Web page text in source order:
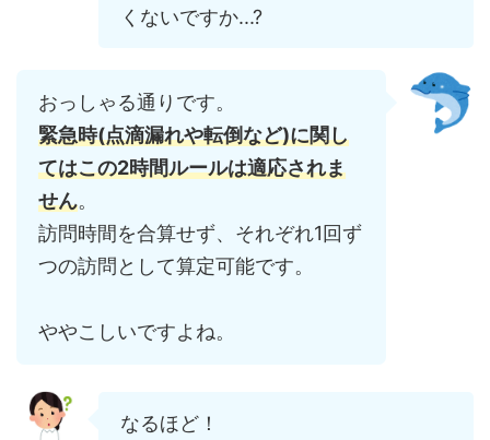
くないですか...?
おっしゃる通りです。
緊急時(点滴漏れや転倒など)に関し
てはこの2時間ルールは適応されま
せん。
訪問時間を合算せず、それぞれ1回ず
つの訪問として算定可能です。
ややこしいですよね。
なるほど！